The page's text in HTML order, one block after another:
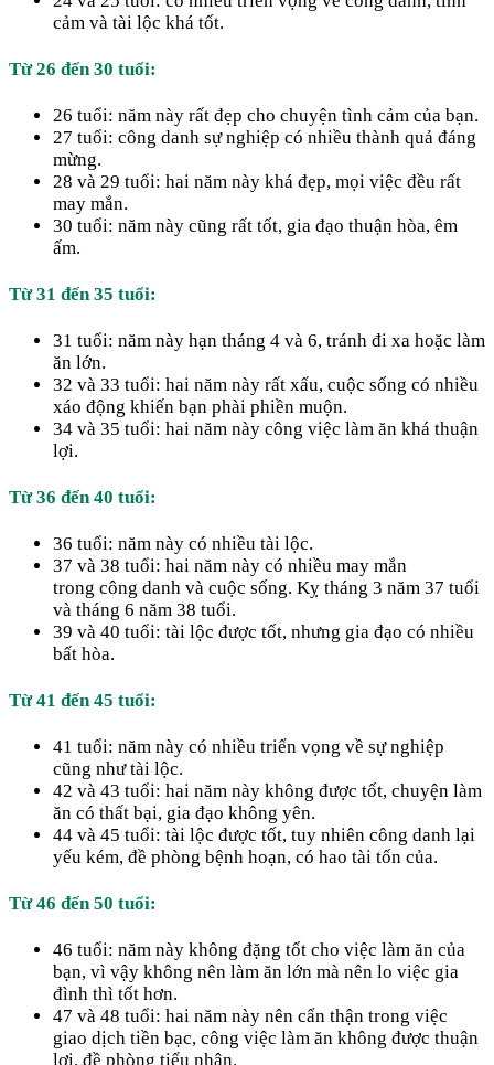
cảm và tài lộc khá tốt.
Từ 26 đến 30 tuổi:
26 tuổi: năm này rất đẹp cho chuyện tình cảm của bạn.
27 tuổi: công danh sự nghiệp có nhiều thành quả đáng
mừng.
28 và 29 tuổi: hai năm này khá đẹp, mọi việc đều rất
may mắn.
30 tuổi: năm này cũng rất tốt, gia đạo thuận hòa, êm
ấm.
Từ 31 đến 35 tuổi:
31 tuổi: năm này hạn tháng 4 và 6, tránh đi xa hoặc làm
ăn lớn.
32 và 33 tuổi: hai năm này rất xấu, cuộc sống có nhiều
xáo động khiến bạn phài phiền muộn.
34 và 35 tuổi: hai năm này công việc làm ăn khá thuận
lợi.
Từ 36 đến 40 tuổi:
36 tuổi: năm này có nhiều tài lộc.
37 và 38 tuổi: hai năm này có nhiều may mắn
trong công danh và cuộc sống. Kỵ tháng 3 năm 37 tuổi
và tháng 6 năm 38 tuổi.
39 và 40 tuổi: tài lộc được tốt, nhưng gia đạo có nhiều
bất hòa.
Từ 41 đến 45 tuổi:
41 tuổi: năm này có nhiều triển vọng về sự nghiệp
cũng như tài lộc.
42 và 43 tuổi: hai năm này không được tốt, chuyện làm
ăn có thất bại, gia đạo không yên.
44 và 45 tuổi: tài lộc được tốt, tuy nhiên công danh lại
yếu kém, đề phòng bệnh hoạn, có hao tài tốn của.
Từ 46 đến 50 tuổi:
46 tuổi: năm này không đặng tốt cho việc làm ăn của
bạn, vì vậy không nên làm ăn lớn mà nên lo việc gia
đình thì tốt hơn.
47 và 48 tuổi: hai năm này nên cẩn thận trong việc
giao dịch tiền bạc, công việc làm ăn không được thuận
lợi, đề phòng tiểu nhân.